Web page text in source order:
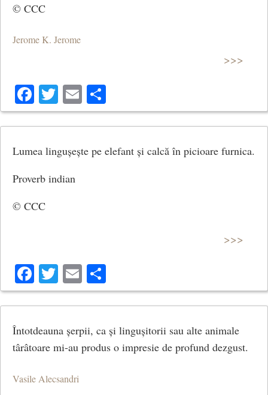
© CCC
Jerome K. Jerome
>>>
Facebook
Twitter
Email
Lumea lingușește pe elefant și calcă în picioare furnica.
Proverb indian
© CCC
>>>
Facebook
Twitter
Email
Întotdeauna șerpii, ca și lingușitorii sau alte animale
târâtoare mi-au produs o impresie de profund dezgust.
Vasile Alecsandri